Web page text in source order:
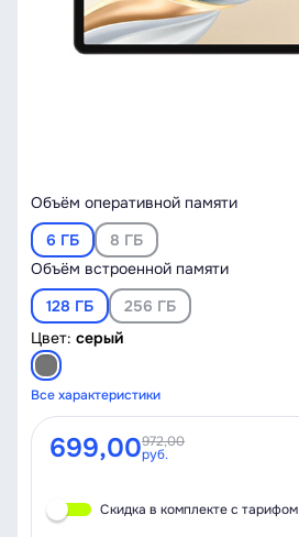
Объём оперативной памяти
6 ГБ
8 ГБ
Объём встроенной памяти
128 ГБ
256 ГБ
Цвет: серый
Все характеристики
699,00972,00
руб.
Скидка в комплекте с тарифом